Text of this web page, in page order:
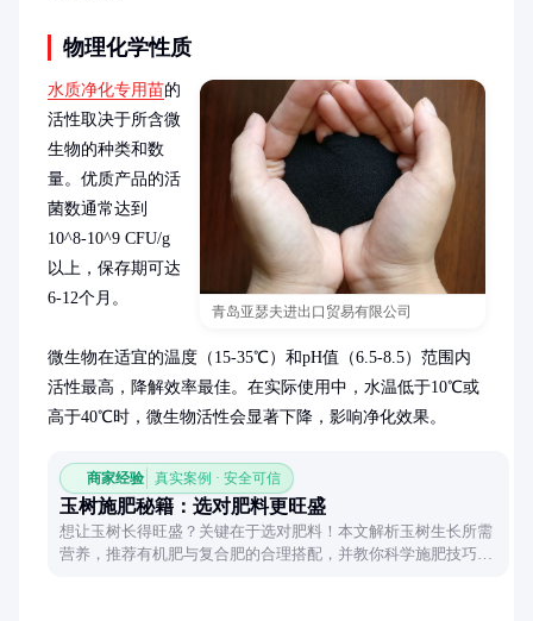
物理化学性质
青岛亚瑟夫进出口贸易有限公司
水质净化专用苗的
活性取决于所含微
生物的种类和数
量。优质产品的活
菌数通常达到
10^8-10^9 CFU/g
以上，保存期可达
6-12个月。
微生物在适宜的温度（15-35℃）和pH值（6.5-8.5）范围内
活性最高，降解效率最佳。在实际使用中，水温低于10℃或
高于40℃时，微生物活性会显著下降，影响净化效果。
商家经验 真实案例 · 安全可信
玉树施肥秘籍：选对肥料更旺盛
想让玉树长得旺盛？关键在于选对肥料！本文解析玉树生长所需
营养，推荐有机肥与复合肥的合理搭配，并教你科学施肥技巧，